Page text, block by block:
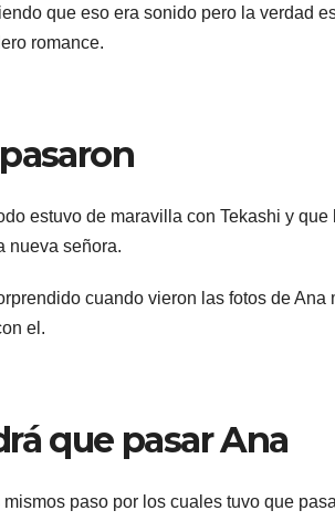
que eso era sonido pero la verdad
romance.
estuvo de maravilla con Tekashi y
nueva señora.
cuando vieron las fotos de
el.
que pasar Ana
paso por los cuales tuvo que